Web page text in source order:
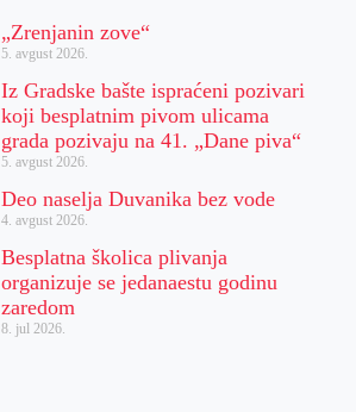
„Zrenjanin zove“
5. avgust 2026.
Iz Gradske bašte ispraćeni pozivari
koji besplatnim pivom ulicama
grada pozivaju na 41. „Dane piva“
5. avgust 2026.
Deo naselja Duvanika bez vode
4. avgust 2026.
Besplatna školica plivanja
organizuje se jedanaestu godinu
zaredom
8. jul 2026.